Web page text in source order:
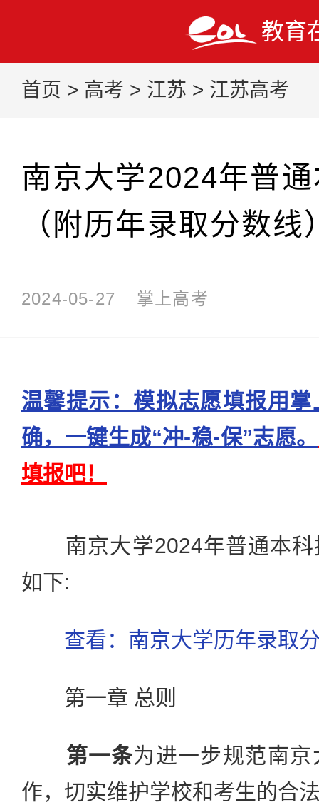
教育
首页 > 高考 > 江苏 > 江苏高考
南京大学2024年普
（附历年录取分数线
2024-05-27 掌上高考
温馨提示：模拟志愿填报用
确，一键生成“冲-稳-保”志愿。
填报吧！
南京大学2024年普通本科
如下:
查看：南京大学历年录取
第一章 总则
第一条为进一步规范南
作，切实维护学校和考生的合